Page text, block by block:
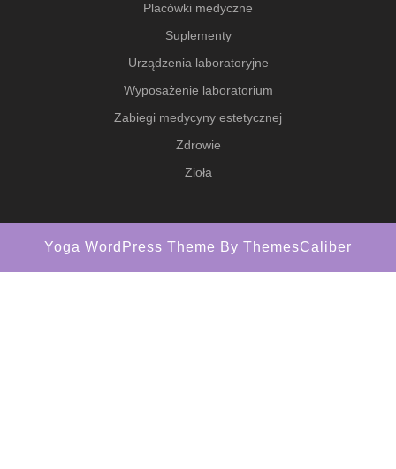
Placówki medyczne
Suplementy
Urządzenia laboratoryjne
Wyposażenie laboratorium
Zabiegi medycyny estetycznej
Zdrowie
Zioła
Yoga WordPress Theme By ThemesCaliber